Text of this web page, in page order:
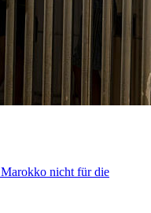
Marokko nicht für die